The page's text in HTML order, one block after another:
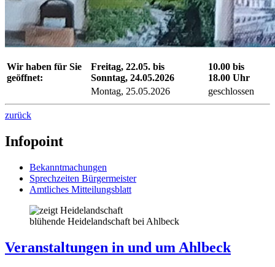
Wir haben für Sie
geöffnet:
Freitag, 22.05. bis
Sonntag, 24.05.2026
10.00 bis
18.00 Uhr
Montag, 25.05.2026
geschlossen
zurück
Infopoint
Bekanntmachungen
Sprechzeiten Bürgermeister
Amtliches Mitteilungsblatt
blühende Heidelandschaft bei Ahlbeck
Veranstaltungen in und um Ahlbeck